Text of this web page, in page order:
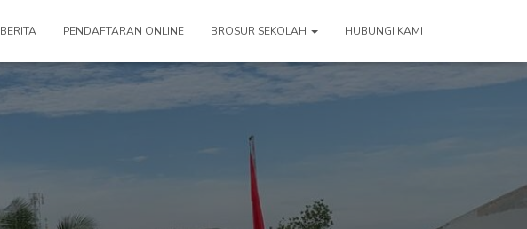
BERITA PENDAFTARAN ONLINE BROSUR SEKOLAH HUBUNGI KAMI